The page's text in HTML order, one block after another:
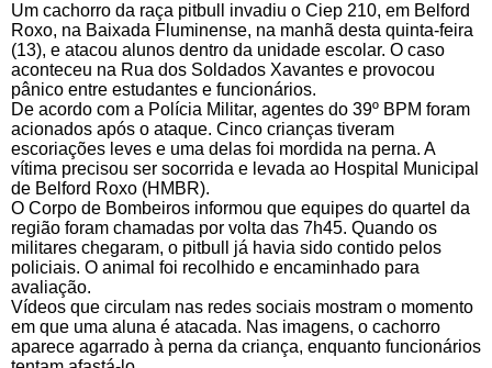
Um cachorro da raça pitbull invadiu o Ciep 210, em Belford
Roxo, na Baixada Fluminense, na manhã desta quinta-feira
(13), e atacou alunos dentro da unidade escolar. O caso
aconteceu na Rua dos Soldados Xavantes e provocou
pânico entre estudantes e funcionários.
De acordo com a Polícia Militar, agentes do 39º BPM foram
acionados após o ataque. Cinco crianças tiveram
escoriações leves e uma delas foi mordida na perna. A
vítima precisou ser socorrida e levada ao Hospital Municipal
de Belford Roxo (HMBR).
O Corpo de Bombeiros informou que equipes do quartel da
região foram chamadas por volta das 7h45. Quando os
militares chegaram, o pitbull já havia sido contido pelos
policiais. O animal foi recolhido e encaminhado para
avaliação.
Vídeos que circulam nas redes sociais mostram o momento
em que uma aluna é atacada. Nas imagens, o cachorro
aparece agarrado à perna da criança, enquanto funcionários